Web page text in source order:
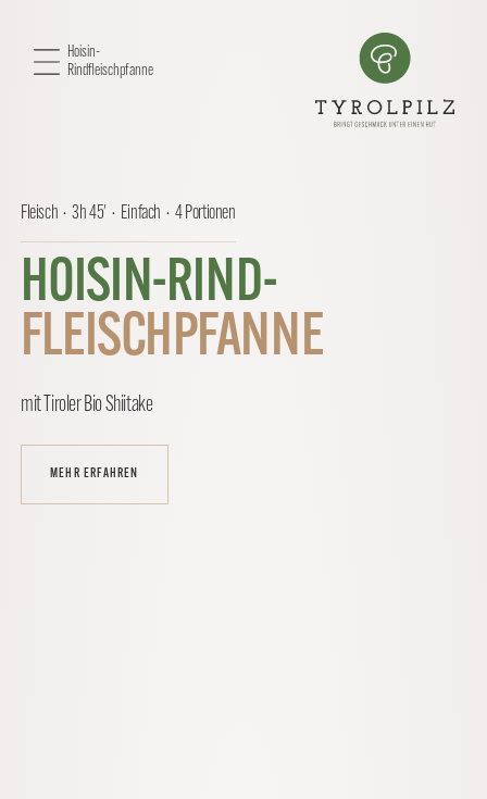
Hoisin-
Fleisch · 3h 45' · Einfach · 4 Portionen
HOISIN-RIND-
FLEISCHPFANNE
mit Tiroler Bio Shiitake
MEHR ERFAHREN